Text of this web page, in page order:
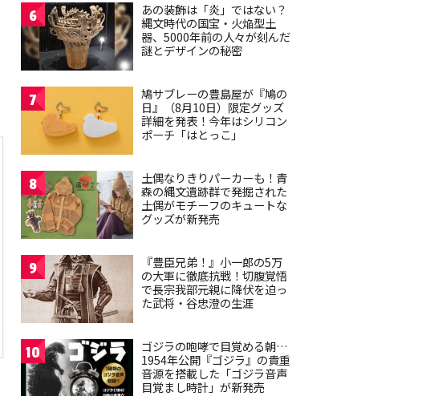
6
あの装飾は「炎」ではない？
縄文時代の国宝・火焔型土
器、5000年前の人々が刻んだ
謎とデザインの秘密
7
鳩サブレーの豊島屋が『鳩の
日』（8月10日）限定グッズ
詳細を発表！今年はシリコン
ポーチ「はとっこ」
8
土偶なりきりパーカーも！青
森の縄文遺跡群で発掘された
土偶がモチーフのキュートな
グッズが新発売
9
『豊臣兄弟！』小一郎の5万
の大軍に徹底抗戦！切腹覚悟
で長宗我部元親に降伏を迫っ
た武将・谷忠澄の生涯
10
ゴジラの咆哮で目覚める朝…
1954年公開『ゴジラ』の貴重
音源を搭載した「ゴジラ音声
目覚まし時計」が新発売